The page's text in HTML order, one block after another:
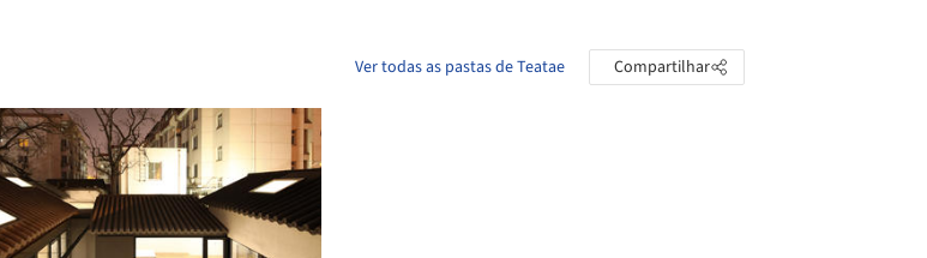
Ver todas as pastas de Teatae Compartilhar